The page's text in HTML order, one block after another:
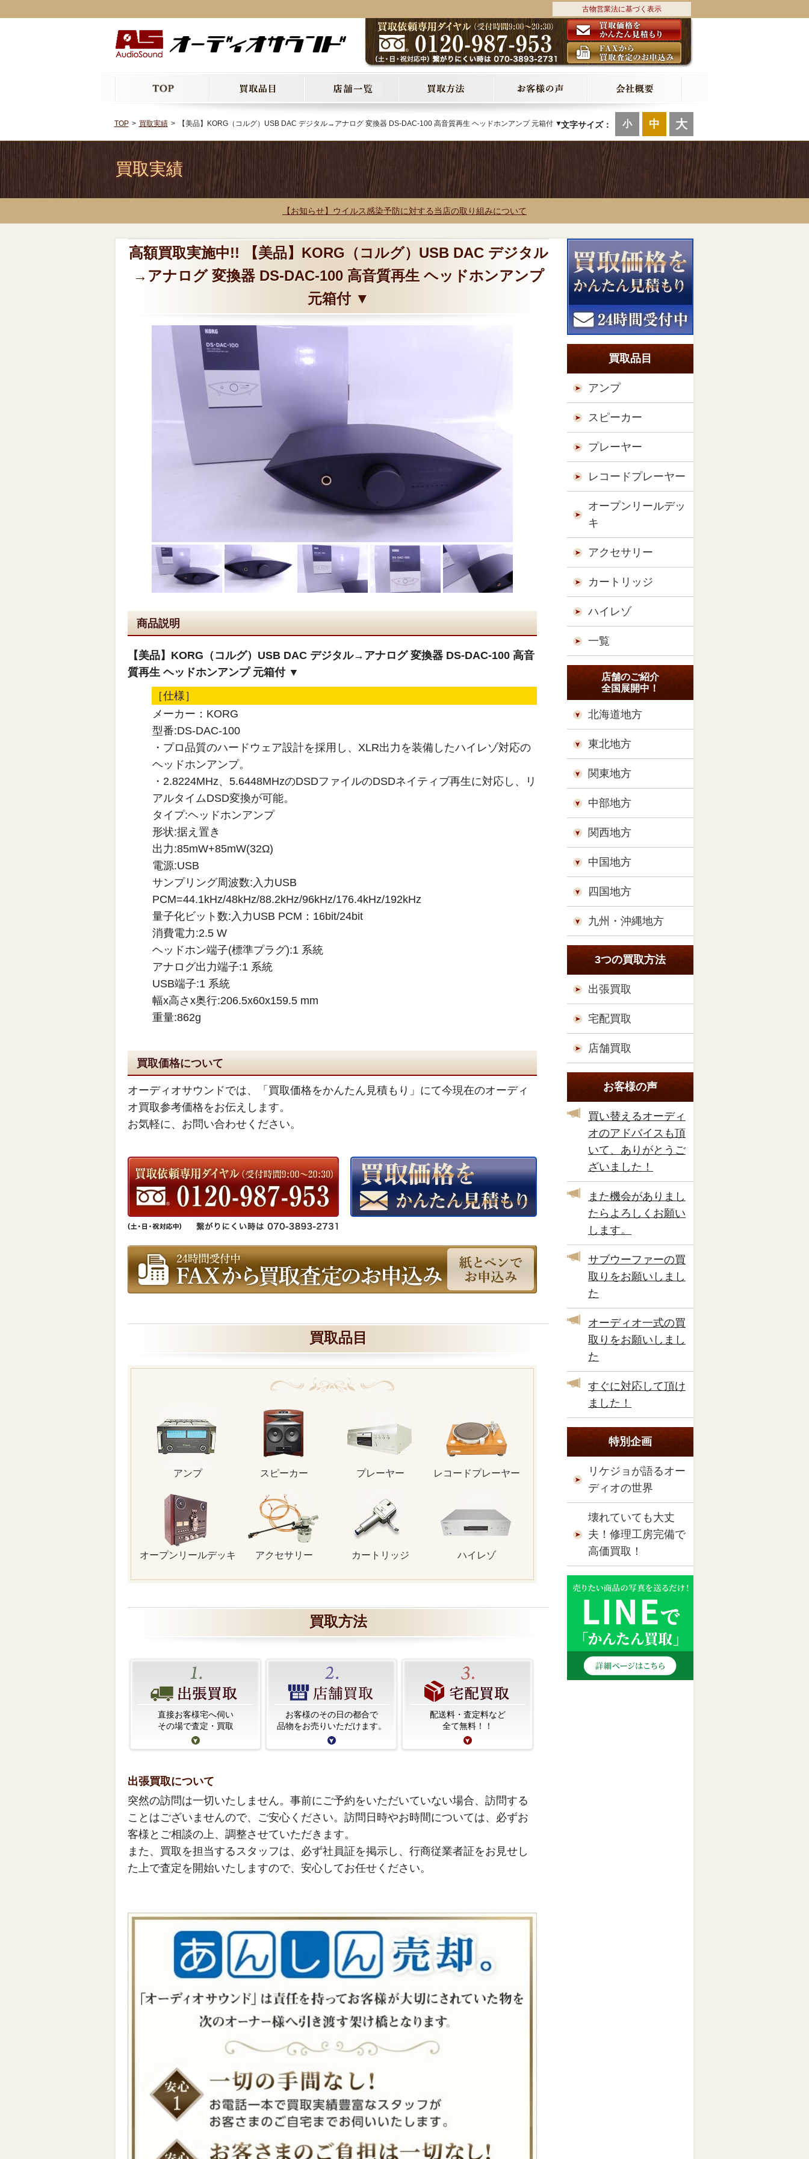
古物営業法に基づく表示
文字サイズ： 小 中 大
TOP 買取実績 【美品】KORG（コルグ）USB DAC デジタル→アナログ 変換器 DS-DAC-100 高音質再生 ヘッドホンアンプ 元箱付 ▼
買取実績
【お知らせ】ウイルス感染予防に対する当店の取り組みについて
高額買取実施中!! 【美品】KORG（コルグ）USB DAC デジタル
→アナログ 変換器 DS-DAC-100 高音質再生 ヘッドホンアンプ
元箱付 ▼
商品説明
【美品】KORG（コルグ）USB DAC デジタル→アナログ 変換器 DS-DAC-100 高音
質再生 ヘッドホンアンプ 元箱付 ▼
［仕様］
メーカー：KORG
型番:DS-DAC-100
・プロ品質のハードウェア設計を採用し、XLR出力を装備したハイレゾ対応の
ヘッドホンアンプ。
・2.8224MHz、5.6448MHzのDSDファイルのDSDネイティブ再生に対応し、リ
アルタイムDSD変換が可能。
タイプ:ヘッドホンアンプ
形状:据え置き
出力:85mW+85mW(32Ω)
電源:USB
サンプリング周波数:入力USB
PCM=44.1kHz/48kHz/88.2kHz/96kHz/176.4kHz/192kHz
量子化ビット数:入力USB PCM：16bit/24bit
消費電力:2.5 W
ヘッドホン端子(標準プラグ):1 系統
アナログ出力端子:1 系統
USB端子:1 系統
幅x高さx奥行:206.5x60x159.5 mm
重量:862g
買取価格について
オーディオサウンドでは、「買取価格をかんたん見積もり」にて今現在のオーディ
オ買取参考価格をお伝えします。
お気軽に、お問い合わせください。
買取品目
アンプ スピーカー プレーヤー レコードプレーヤー
オープンリールデッキ アクセサリー カートリッジ ハイレゾ
買取方法
直接お客様宅へ伺い
その場で査定・買取
お客様のその日の都合で
品物をお売りいただけます。
配送料・査定料など
全て無料！！
出張買取について
突然の訪問は一切いたしません。事前にご予約をいただいていない場合、訪問する
ことはございませんので、ご安心ください。訪問日時やお時間については、必ずお
客様とご相談の上、調整させていただきます。
また、買取を担当するスタッフは、必ず社員証を掲示し、行商従業者証をお見せし
た上で査定を開始いたしますので、安心してお任せください。
買取品目
アンプ
スピーカー
プレーヤー
レコードプレーヤー
オープンリールデッ
キ
アクセサリー
カートリッジ
ハイレゾ
一覧
店舗のご紹介
全国展開中！
北海道地方
東北地方
関東地方
中部地方
関西地方
中国地方
四国地方
九州・沖縄地方
3つの買取方法
出張買取
宅配買取
店舗買取
お客様の声
買い替えるオーディ
オのアドバイスも頂
いて、ありがとうご
ざいました！
また機会がありまし
たらよろしくお願い
します。
サブウーファーの買
取りをお願いしまし
た
オーディオ一式の買
取りをお願いしまし
た
すぐに対応して頂け
ました！
特別企画
リケジョが語るオー
ディオの世界
壊れていても大丈
夫！修理工房完備で
高価買取！